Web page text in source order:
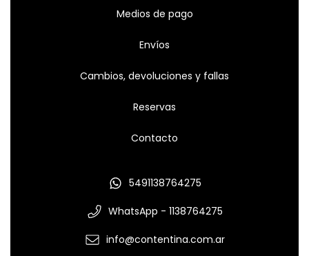
Medios de pago
Envíos
Cambios, devoluciones y fallas
Reservas
Contacto
5491138764275
WhatsApp - 1138764275
info@contentina.com.ar